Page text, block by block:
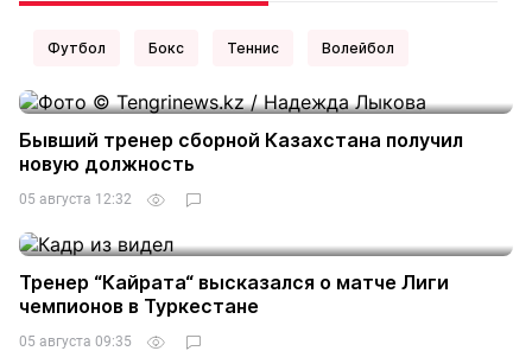
Футбол Бокс Теннис Волейбол
Бывший тренер сборной Казахстана получил
новую должность
05 августа 12:32
Тренер “Кайрата“ высказался о матче Лиги
чемпионов в Туркестане
05 августа 09:35